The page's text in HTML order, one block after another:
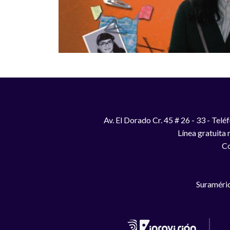
Av. El Dorado Cr. 45 # 26 - 33 -
Línea gratuita